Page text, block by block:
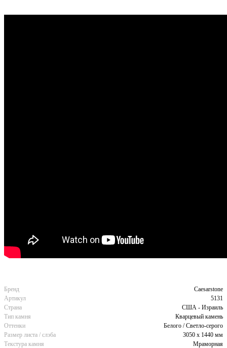
Бренд
Caesarstone
Артикул
5131
Страна
США - Израиль
Тип камня
Кварцевый камень
Оттенки
Белого / Светло-серого
Размер листа / слэба
3050 x 1440 мм
Текстура камня
Мраморная